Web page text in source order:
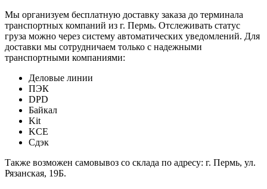
Мы организуем бесплатную доставку заказа до терминала
транспортных компаний из г. Пермь. Отслеживать статус
груза можно через систему автоматических уведомлений. Для
доставки мы сотрудничаем только с надежными
транспортными компаниями:
Деловые линии
ПЭК
DPD
Байкал
Kit
KCE
Сдэк
Также возможен самовывоз со склада по адресу: г. Пермь, ул.
Рязанская, 19Б.